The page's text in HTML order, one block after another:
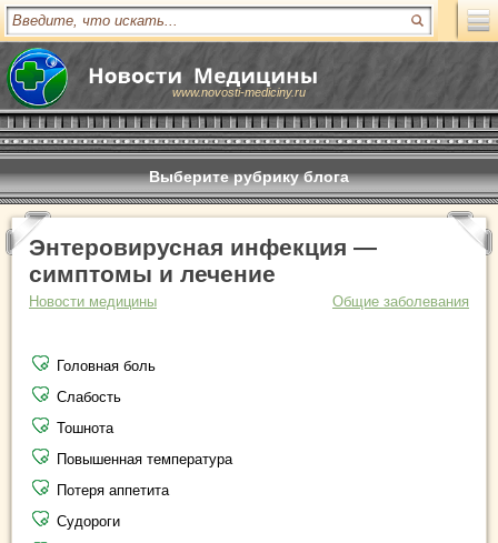
www.novosti-mediciny.ru
Выберите рубрику блога
Энтеровирусная инфекция —
симптомы и лечение
Новости медицины Общие заболевания
Головная боль
Слабость
Тошнота
Повышенная температура
Потеря аппетита
Судороги